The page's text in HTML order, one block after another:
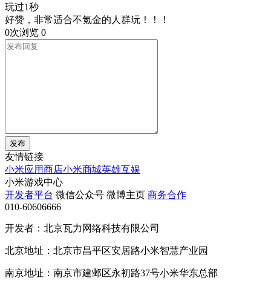
玩过1秒
好赞，非常适合不氪金的人群玩！！！
0次浏览 0
发布
友情链接
小米应用商店小米商城英雄互娱
小米游戏中心
开发者平台 微信公众号 微博主页 商务合作
010-60606666
开发者：北京瓦力网络科技有限公司
北京地址：北京市昌平区安居路小米智慧产业园
南京地址：南京市建邺区永初路37号小米华东总部